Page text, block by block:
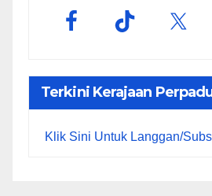
Terkini Kerajaan
Klik Sini Untuk Langgan/